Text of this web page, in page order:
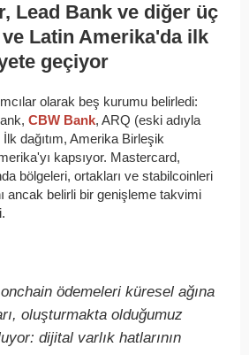
Lead Bank ve diğer üç
Latin Amerika'da ilk
geçiyor
olarak beş kurumu belirledi:
CBW Bank, ARQ (eski adıyla
dağıtım, Amerika Birleşik
kapsıyor. Mastercard,
bölgeleri, ortakları ve stabilcoinleri
ancak belirli bir genişleme takvimi
ödemeleri küresel ağına
oluşturmakta olduğumuz
dijital varlık hatlarının